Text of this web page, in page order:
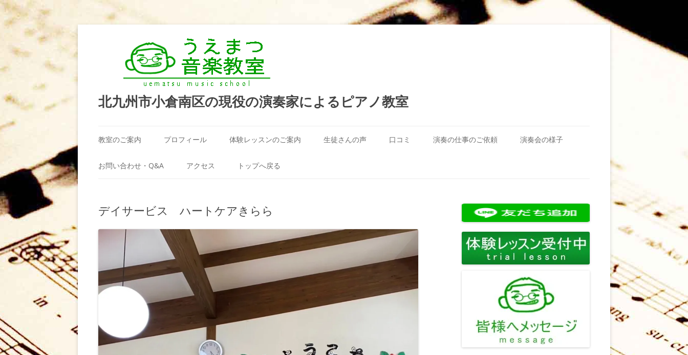
北九州市小倉南区の現役の演奏家によるピアノ教室
ン
テ
教室のご案内
うえまつ音楽教室が選ばれる理由
プロフィール 体験レッスンのご案内 生徒さんの声 口コミ 演奏の仕事のご依頼 演奏会の様子
お問い合わせ・Q&A アクセス トップへ戻る
デイサービス ハートケアきらら